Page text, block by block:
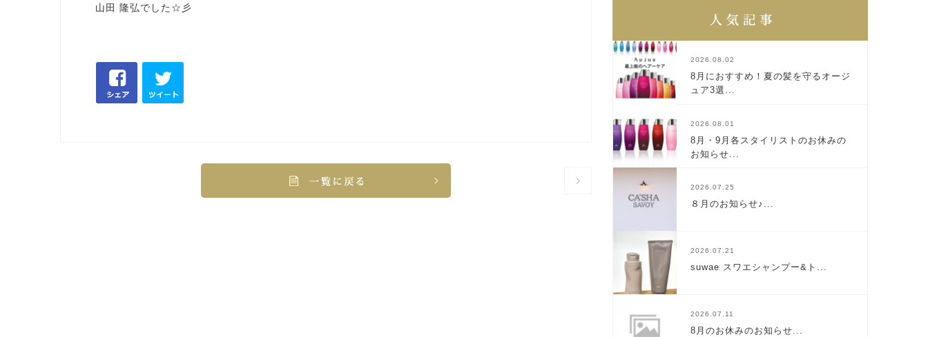
山田 隆弘でした☆彡
2026.08.02
8月におすすめ！夏の髪を守るオージ
ュア3選...
2026.08.01
8月・9月各スタイリストのお休みの
お知らせ...
2026.07.25
８月のお知らせ♪...
2026.07.21
suwae スワエシャンプー&ト...
2026.07.11
8月のお休みのお知らせ...